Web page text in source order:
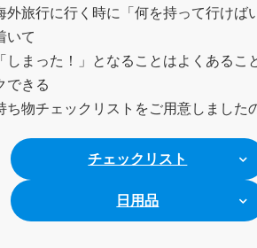
外旅行に行く時に「何を持って行けば
いて
「しまった！」となることはよくある
できる
ち物チェックリストをご用意しました
チェックリスト
日用品